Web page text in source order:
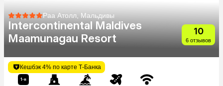
Раа Атолл, Мальдивы
Intercontinental Maldives
Maamunagau Resort
10
6 отзывов
Кешбэк 4% по карте Т-Банка